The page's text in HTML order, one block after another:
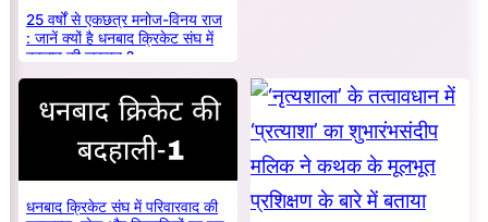
25 वर्षों से एकछत्र मनोज-विनय राज
: जानें क्यों है धनबाद क्रिकेट संघ में
बदलाव की जरूरत ?
धनबाद क्रिकेट संघ में परिवारवाद की